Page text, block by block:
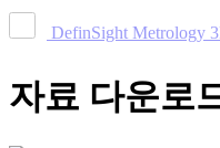
DefinSight Metrology
자료 다운로